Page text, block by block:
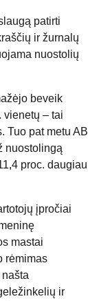
patirti
ir žurnalų
nuostolių
beveik
vienetų – tai
Tuo pat metu AB
nuostolingą
proc. daugiau
įpročiai
mastai
rėmimas
ir